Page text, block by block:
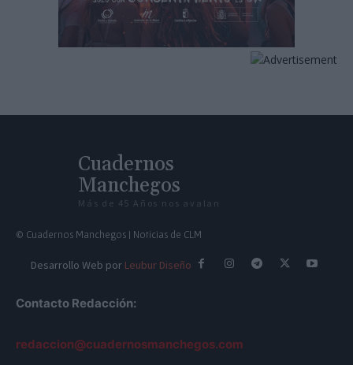
Cuadernos
Manchegos
Más de 45 Años nos avalan
© Cuadernos Manchegos | Noticias de CLM
Desarrollo Web por Leubur Diseño
Contacto Redacción:
redaccion@cuadernosmanchegos.com